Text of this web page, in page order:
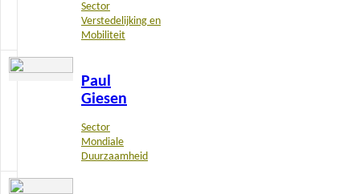
Sector
Verstedelijking en
Mobiliteit
Paul
Giesen
Sector
Mondiale
Duurzaamheid
Lees
Lees